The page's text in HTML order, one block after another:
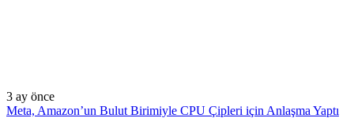
3 ay önce
Meta, Amazon’un Bulut Birimiyle CPU Çipleri için Anlaşma Yaptı